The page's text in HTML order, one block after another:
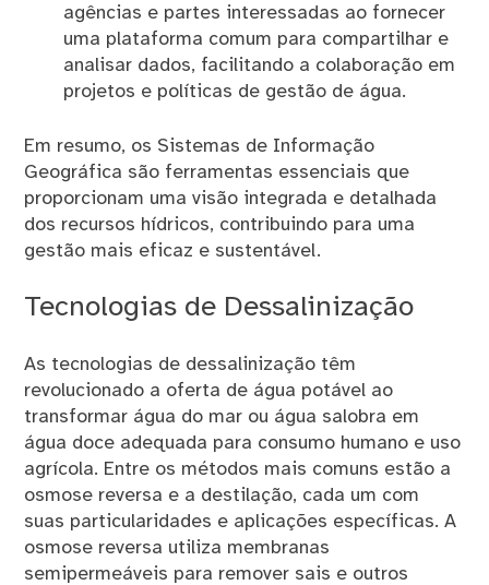
agências e partes interessadas ao fornecer
uma plataforma comum para compartilhar e
analisar dados, facilitando a colaboração em
projetos e políticas de gestão de água.
Em resumo, os Sistemas de Informação
Geográfica são ferramentas essenciais que
proporcionam uma visão integrada e detalhada
dos recursos hídricos, contribuindo para uma
gestão mais eficaz e sustentável.
Tecnologias de Dessalinização
As tecnologias de dessalinização têm
revolucionado a oferta de água potável ao
transformar água do mar ou água salobra em
água doce adequada para consumo humano e uso
agrícola. Entre os métodos mais comuns estão a
osmose reversa e a destilação, cada um com
suas particularidades e aplicações específicas. A
osmose reversa utiliza membranas
semipermeáveis para remover sais e outros